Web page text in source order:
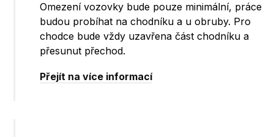
Omezení vozovky bude pouze minimální, práce
budou probíhat na chodníku a u obruby. Pro
chodce bude vždy uzavřena část chodníku a
přesunut přechod.
Přejít na více informací